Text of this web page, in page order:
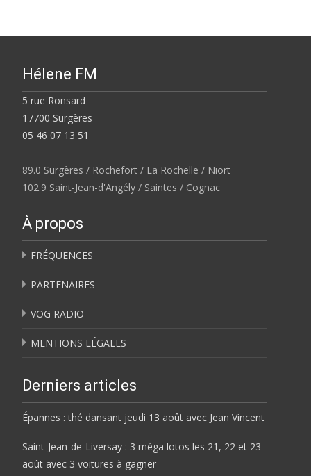
Hélene FM
5 rue Ronsard
17700 Surgères
05 46 07 13 51
89.0 Surgères / Rochefort / La Rochelle / Niort
102.9 Saint-Jean-d'Angély / Saintes / Cognac
À propos
FRÉQUENCES
PARTENAIRES
VOG RADIO
MENTIONS LÉGALES
Derniers articles
Épannes : thé dansant jeudi 13 août avec Jean Vincent
Saint-Jean-de-Liversay : 3 méga lotos les 21, 22 et 23
août avec 3 voitures à gagner